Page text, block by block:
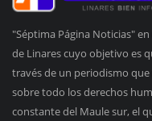
"Séptima Página Noticias"
de Linares cuyo objetivo es
través de un periodismo
sobre todo los derechos
constante del Maule sur, el